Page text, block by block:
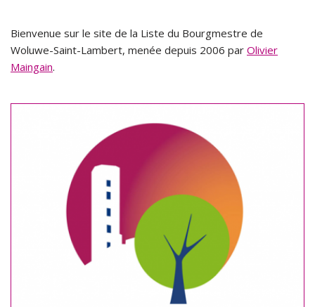
Bienvenue sur le site de la Liste du Bourgmestre de
Woluwe-Saint-Lambert, menée depuis 2006 par Olivier
Maingain.